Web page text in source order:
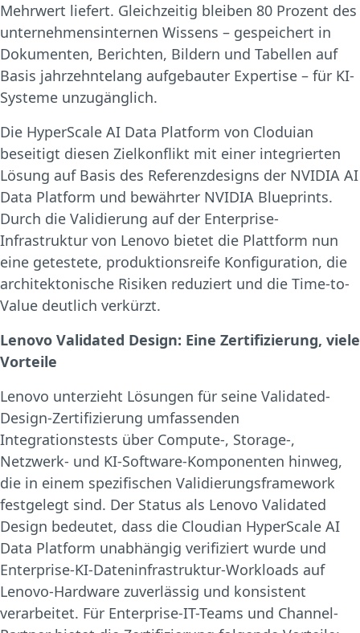
Mehrwert liefert. Gleichzeitig bleiben 80 Prozent des
unternehmensinternen Wissens – gespeichert in
Dokumenten, Berichten, Bildern und Tabellen auf
Basis jahrzehntelang aufgebauter Expertise – für KI-
Systeme unzugänglich.
Die HyperScale AI Data Platform von Cloduian
beseitigt diesen Zielkonflikt mit einer integrierten
Lösung auf Basis des Referenzdesigns der NVIDIA AI
Data Platform und bewährter NVIDIA Blueprints.
Durch die Validierung auf der Enterprise-
Infrastruktur von Lenovo bietet die Plattform nun
eine getestete, produktionsreife Konfiguration, die
architektonische Risiken reduziert und die Time-to-
Value deutlich verkürzt.
Lenovo Validated Design: Eine Zertifizierung, viele
Vorteile
Lenovo unterzieht Lösungen für seine Validated-
Design-Zertifizierung umfassenden
Integrationstests über Compute-, Storage-,
Netzwerk- und KI-Software-Komponenten hinweg,
die in einem spezifischen Validierungsframework
festgelegt sind. Der Status als Lenovo Validated
Design bedeutet, dass die Cloudian HyperScale AI
Data Platform unabhängig verifiziert wurde und
Enterprise-KI-Dateninfrastruktur-Workloads auf
Lenovo-Hardware zuverlässig und konsistent
verarbeitet. Für Enterprise-IT-Teams und Channel-